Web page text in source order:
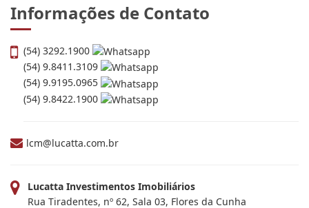
Informações de Contato
(54) 3292.1900
(54) 9.8411.3109
(54) 9.9195.0965
(54) 9.8422.1900
lcm@lucatta.com.br
Lucatta Investimentos Imobiliários
Rua Tiradentes, nº 62, Sala 03, Flores da Cunha